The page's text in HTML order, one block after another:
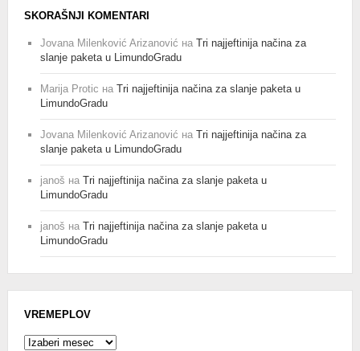
SKORAŠNJI KOMENTARI
Jovana Milenković Arizanović на Tri najjeftinija načina za
slanje paketa u LimundoGradu
Marija Protic на Tri najjeftinija načina za slanje paketa u
LimundoGradu
Jovana Milenković Arizanović на Tri najjeftinija načina za
slanje paketa u LimundoGradu
janoš на Tri najjeftinija načina za slanje paketa u
LimundoGradu
janoš на Tri najjeftinija načina za slanje paketa u
LimundoGradu
VREMEPLOV
Vremeplov